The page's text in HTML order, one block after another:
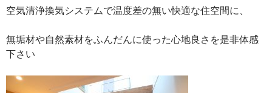
空気清浄換気システムで温度差の無い快適な住空間に、
無垢材や自然素材をふんだんに使った心地良さを是非体感
下さい